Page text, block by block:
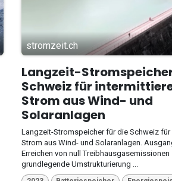
stromzeit.ch
Langzeit-
Schweiz für
Strom aus Wind- und
Solaranlagen
Langzeit-Stromspeicher für die Schweiz für
Strom aus Wind- und Solaranlagen.
Erreichen von null
grundlegende Umstrukturierung ...